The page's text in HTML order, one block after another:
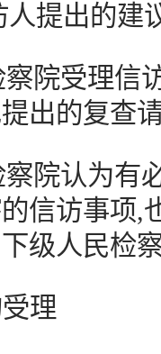
提出的建
受理信
出的复查
认为有
信访事项,
级人民检
理